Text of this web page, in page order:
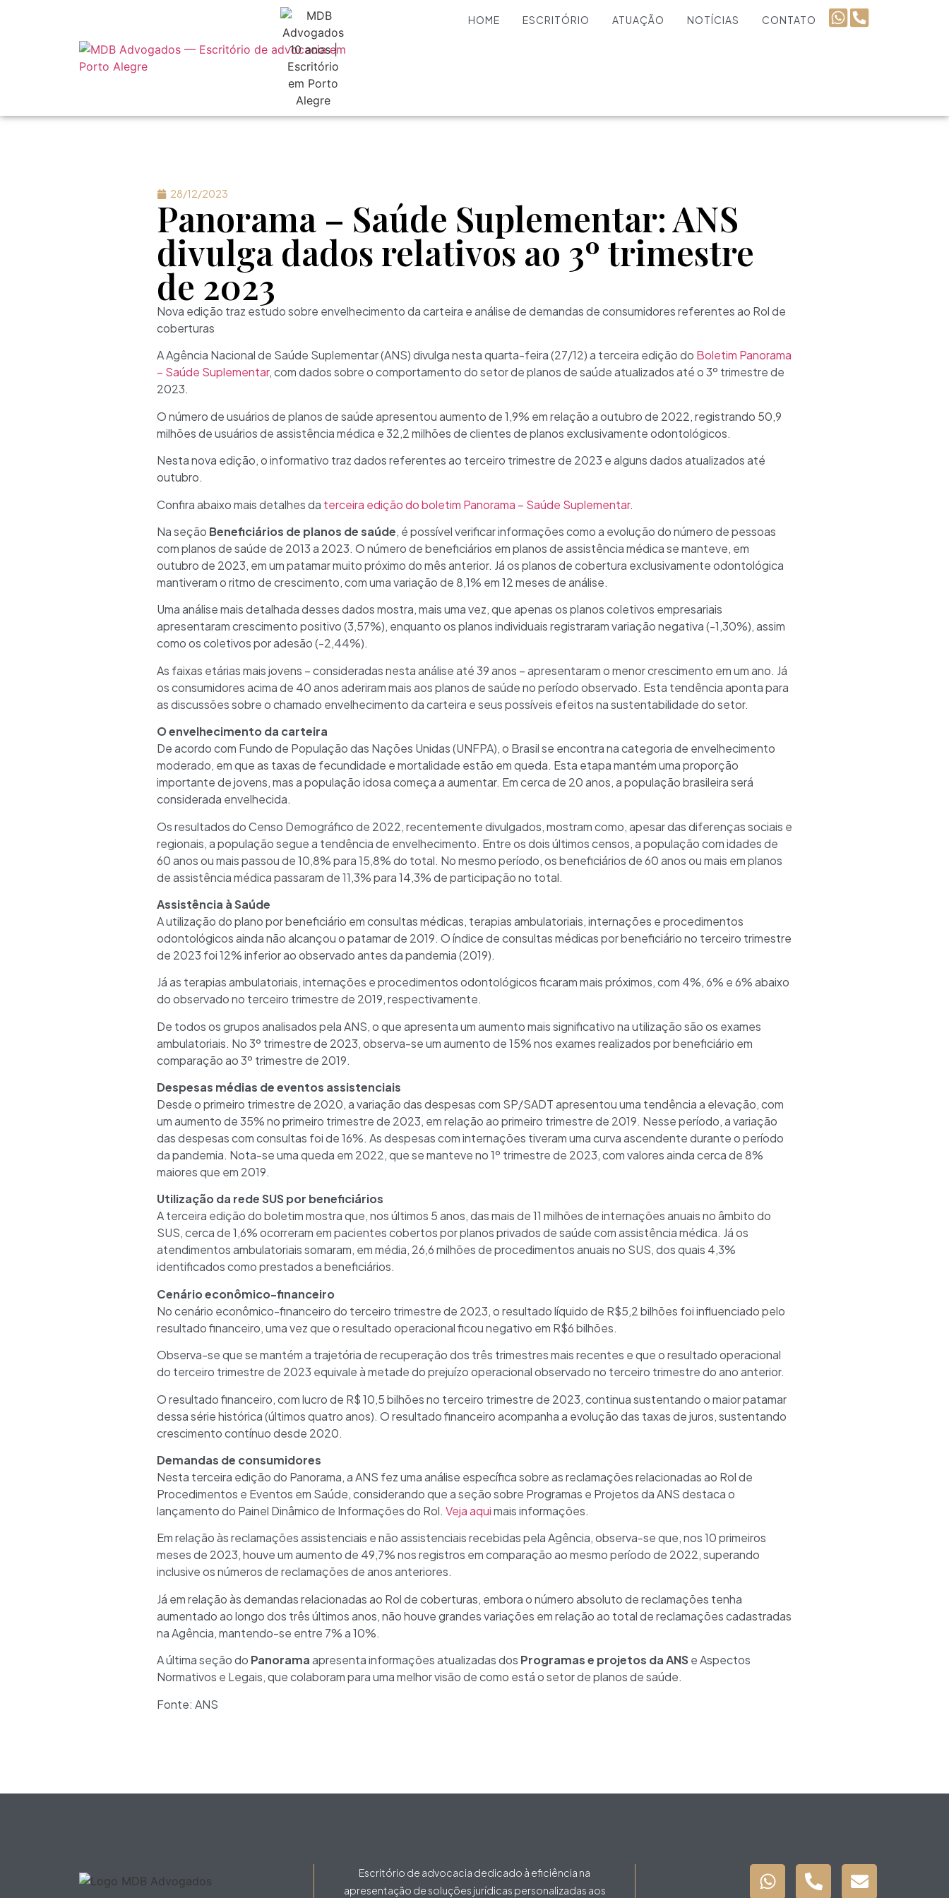
HOME ESCRITÓRIO ATUAÇÃO NOTÍCIAS CONTATO
28/12/2023
Panorama – Saúde Suplementar: ANS
divulga dados relativos ao 3º trimestre
de 2023
Nova edição traz estudo sobre envelhecimento da carteira e análise de demandas de consumidores referentes ao Rol de
coberturas
A Agência Nacional de Saúde Suplementar (ANS) divulga nesta quarta-feira (27/12) a terceira edição do Boletim Panorama
– Saúde Suplementar, com dados sobre o comportamento do setor de planos de saúde atualizados até o 3º trimestre de
2023.
O número de usuários de planos de saúde apresentou aumento de 1,9% em relação a outubro de 2022, registrando 50,9
milhões de usuários de assistência médica e 32,2 milhões de clientes de planos exclusivamente odontológicos.
Nesta nova edição, o informativo traz dados referentes ao terceiro trimestre de 2023 e alguns dados atualizados até
outubro.
Confira abaixo mais detalhes da terceira edição do boletim Panorama – Saúde Suplementar.
Na seção Beneficiários de planos de saúde, é possível verificar informações como a evolução do número de pessoas
com planos de saúde de 2013 a 2023. O número de beneficiários em planos de assistência médica se manteve, em
outubro de 2023, em um patamar muito próximo do mês anterior. Já os planos de cobertura exclusivamente odontológica
mantiveram o ritmo de crescimento, com uma variação de 8,1% em 12 meses de análise.
Uma análise mais detalhada desses dados mostra, mais uma vez, que apenas os planos coletivos empresariais
apresentaram crescimento positivo (3,57%), enquanto os planos individuais registraram variação negativa (-1,30%), assim
como os coletivos por adesão (-2,44%).
As faixas etárias mais jovens – consideradas nesta análise até 39 anos – apresentaram o menor crescimento em um ano. Já
os consumidores acima de 40 anos aderiram mais aos planos de saúde no período observado. Esta tendência aponta para
as discussões sobre o chamado envelhecimento da carteira e seus possíveis efeitos na sustentabilidade do setor.
O envelhecimento da carteira
De acordo com Fundo de População das Nações Unidas (UNFPA), o Brasil se encontra na categoria de envelhecimento
moderado, em que as taxas de fecundidade e mortalidade estão em queda. Esta etapa mantém uma proporção
importante de jovens, mas a população idosa começa a aumentar. Em cerca de 20 anos, a população brasileira será
considerada envelhecida.
Os resultados do Censo Demográfico de 2022, recentemente divulgados, mostram como, apesar das diferenças sociais e
regionais, a população segue a tendência de envelhecimento. Entre os dois últimos censos, a população com idades de
60 anos ou mais passou de 10,8% para 15,8% do total. No mesmo período, os beneficiários de 60 anos ou mais em planos
de assistência médica passaram de 11,3% para 14,3% de participação no total.
Assistência à Saúde
A utilização do plano por beneficiário em consultas médicas, terapias ambulatoriais, internações e procedimentos
odontológicos ainda não alcançou o patamar de 2019. O índice de consultas médicas por beneficiário no terceiro trimestre
de 2023 foi 12% inferior ao observado antes da pandemia (2019).
Já as terapias ambulatoriais, internações e procedimentos odontológicos ficaram mais próximos, com 4%, 6% e 6% abaixo
do observado no terceiro trimestre de 2019, respectivamente.
De todos os grupos analisados pela ANS, o que apresenta um aumento mais significativo na utilização são os exames
ambulatoriais. No 3º trimestre de 2023, observa-se um aumento de 15% nos exames realizados por beneficiário em
comparação ao 3º trimestre de 2019.
Despesas médias de eventos assistenciais
Desde o primeiro trimestre de 2020, a variação das despesas com SP/SADT apresentou uma tendência a elevação, com
um aumento de 35% no primeiro trimestre de 2023, em relação ao primeiro trimestre de 2019. Nesse período, a variação
das despesas com consultas foi de 16%. As despesas com internações tiveram uma curva ascendente durante o período
da pandemia. Nota-se uma queda em 2022, que se manteve no 1º trimestre de 2023, com valores ainda cerca de 8%
maiores que em 2019.
Utilização da rede SUS por beneficiários
A terceira edição do boletim mostra que, nos últimos 5 anos, das mais de 11 milhões de internações anuais no âmbito do
SUS, cerca de 1,6% ocorreram em pacientes cobertos por planos privados de saúde com assistência médica. Já os
atendimentos ambulatoriais somaram, em média, 26,6 milhões de procedimentos anuais no SUS, dos quais 4,3%
identificados como prestados a beneficiários.
Cenário econômico-financeiro
No cenário econômico-financeiro do terceiro trimestre de 2023, o resultado líquido de R$5,2 bilhões foi influenciado pelo
resultado financeiro, uma vez que o resultado operacional ficou negativo em R$6 bilhões.
Observa-se que se mantém a trajetória de recuperação dos três trimestres mais recentes e que o resultado operacional
do terceiro trimestre de 2023 equivale à metade do prejuízo operacional observado no terceiro trimestre do ano anterior.
O resultado financeiro, com lucro de R$ 10,5 bilhões no terceiro trimestre de 2023, continua sustentando o maior patamar
dessa série histórica (últimos quatro anos). O resultado financeiro acompanha a evolução das taxas de juros, sustentando
crescimento contínuo desde 2020.
Demandas de consumidores
Nesta terceira edição do Panorama, a ANS fez uma análise específica sobre as reclamações relacionadas ao Rol de
Procedimentos e Eventos em Saúde, considerando que a seção sobre Programas e Projetos da ANS destaca o
lançamento do Painel Dinâmico de Informações do Rol. Veja aquimais informações.
Em relação às reclamações assistenciais e não assistenciais recebidas pela Agência, observa-se que, nos 10 primeiros
meses de 2023, houve um aumento de 49,7% nos registros em comparação ao mesmo período de 2022, superando
inclusive os números de reclamações de anos anteriores.
Já em relação às demandas relacionadas ao Rol de coberturas, embora o número absoluto de reclamações tenha
aumentado ao longo dos três últimos anos, não houve grandes variações em relação ao total de reclamações cadastradas
na Agência, mantendo-se entre 7% a 10%.
A última seção do Panoramaapresenta informações atualizadas dos Programas e projetos da ANSe Aspectos
Normativos e Legais, que colaboram para uma melhor visão de como está o setor de planos de saúde.
Fonte: ANS
Escritório de advocacia dedicado à eficiência na
apresentação de soluções jurídicas personalizadas aos